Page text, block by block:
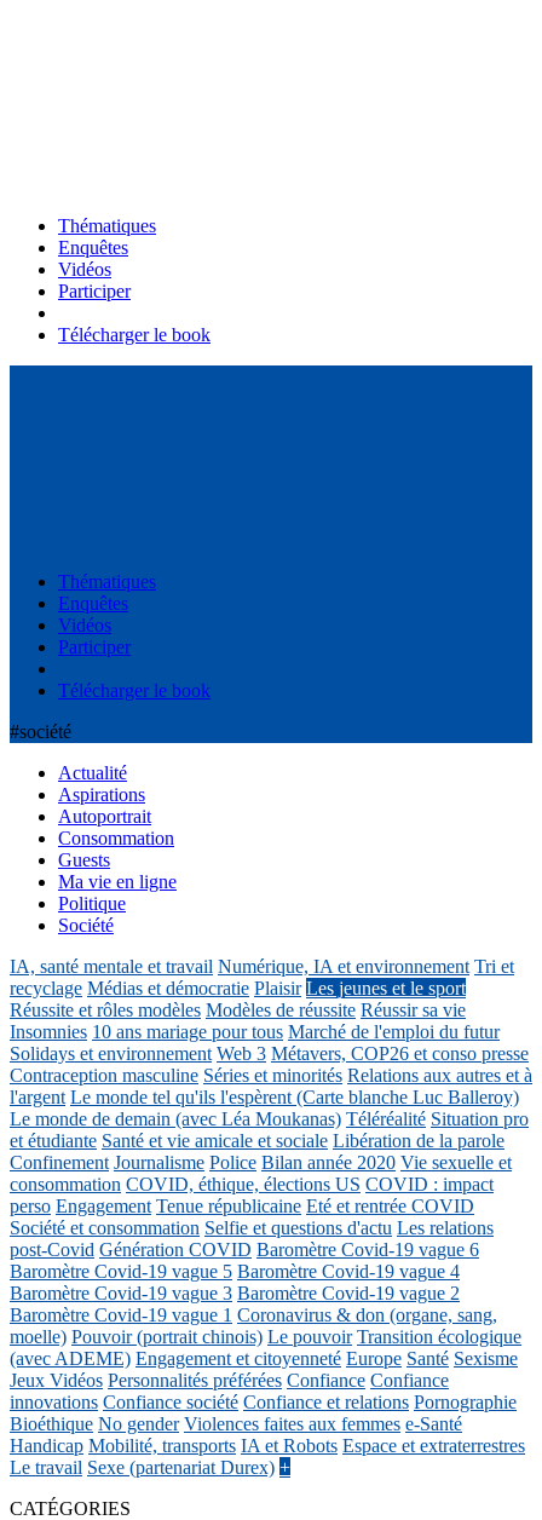
Thématiques
Enquêtes
Vidéos
Participer
Télécharger le book
Thématiques
Enquêtes
Vidéos
Participer
Télécharger le book
#société
Actualité
Aspirations
Autoportrait
Consommation
Guests
Ma vie en ligne
Politique
Société
IA, santé mentale et travail Numérique, IA et environnement Tri et
recyclage Médias et démocratie Plaisir Les jeunes et le sport
Réussite et rôles modèles Modèles de réussite Réussir sa vie
Insomnies 10 ans mariage pour tous Marché de l'emploi du futur
Solidays et environnement Web 3 Métavers, COP26 et conso presse
Contraception masculine Séries et minorités Relations aux autres et à
l'argent Le monde tel qu'ils l'espèrent (Carte blanche Luc Balleroy)
Le monde de demain (avec Léa Moukanas) Téléréalité Situation pro
et étudiante Santé et vie amicale et sociale Libération de la parole
Confinement Journalisme Police Bilan année 2020 Vie sexuelle et
consommation COVID, éthique, élections US COVID : impact
perso Engagement Tenue républicaine Eté et rentrée COVID
Société et consommation Selfie et questions d'actu Les relations
post-Covid Génération COVID Baromètre Covid-19 vague 6
Baromètre Covid-19 vague 5 Baromètre Covid-19 vague 4
Baromètre Covid-19 vague 3 Baromètre Covid-19 vague 2
Baromètre Covid-19 vague 1 Coronavirus & don (organe, sang,
moelle) Pouvoir (portrait chinois) Le pouvoir Transition écologique
(avec ADEME) Engagement et citoyenneté Europe Santé Sexisme
Jeux Vidéos Personnalités préférées Confiance Confiance
innovations Confiance société Confiance et relations Pornographie
Bioéthique No gender Violences faites aux femmes e-Santé
Handicap Mobilité, transports IA et Robots Espace et extraterrestres
Le travail Sexe (partenariat Durex) +
CATÉGORIES